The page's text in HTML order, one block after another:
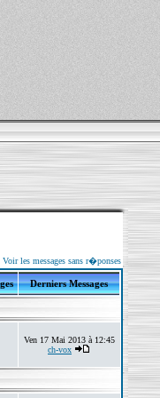
Voir les messages sans r�ponses
Derniers Messages
Ven 17 Mai 2013 à 12:45
ch-vox